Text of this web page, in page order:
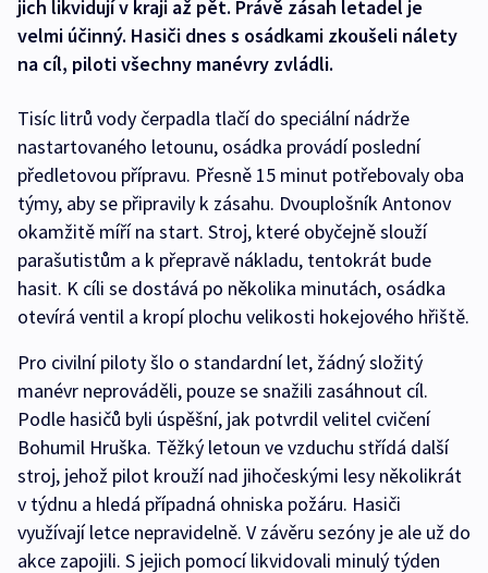
jich likvidují v kraji až pět. Právě zásah letadel je
velmi účinný. Hasiči dnes s osádkami zkoušeli nálety
na cíl, piloti všechny manévry zvládli.
Tisíc litrů vody čerpadla tlačí do speciální nádrže
nastartovaného letounu, osádka provádí poslední
předletovou přípravu. Přesně 15 minut potřebovaly oba
týmy, aby se připravily k zásahu. Dvouplošník Antonov
okamžitě míří na start. Stroj, které obyčejně slouží
parašutistům a k přepravě nákladu, tentokrát bude
hasit. K cíli se dostává po několika minutách, osádka
otevírá ventil a kropí plochu velikosti hokejového hřiště.
Pro civilní piloty šlo o standardní let, žádný složitý
manévr neprováděli, pouze se snažili zasáhnout cíl.
Podle hasičů byli úspěšní, jak potvrdil velitel cvičení
Bohumil Hruška. Těžký letoun ve vzduchu střídá další
stroj, jehož pilot krouží nad jihočeskými lesy několikrát
v týdnu a hledá případná ohniska požáru. Hasiči
využívají letce nepravidelně. V závěru sezóny je ale už do
akce zapojili. S jejich pomocí likvidovali minulý týden